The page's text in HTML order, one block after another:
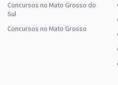
CPU RN - Concursos
Concursos no Mato Grosso do
Sul
Concursos no Mato Grosso